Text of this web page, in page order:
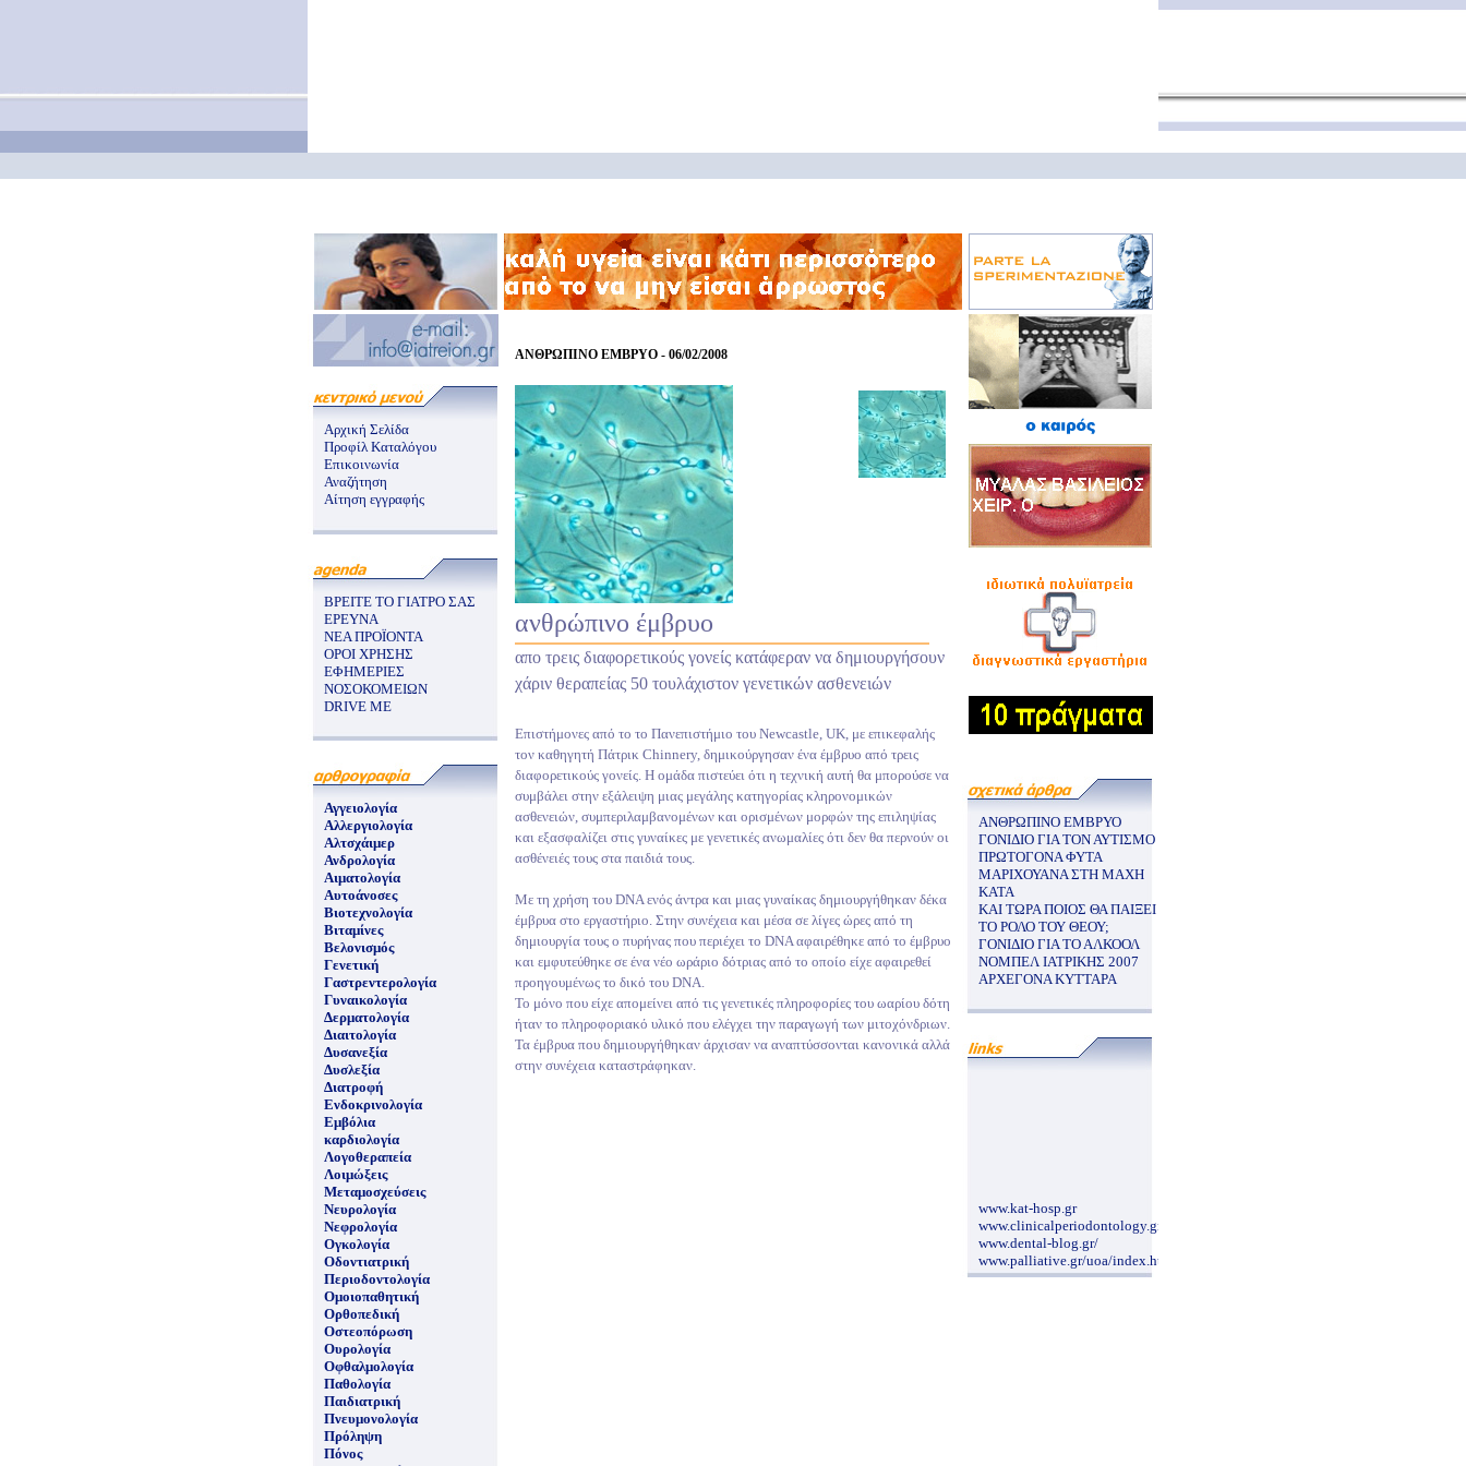
Αρχική Σελίδα
Προφίλ Καταλόγου
Επικοινωνία
Αναζήτηση
Αίτηση εγγραφής
ΒΡΕΙΤΕ ΤΟ ΓΙΑΤΡΟ ΣΑΣ
ΕΡΕΥΝΑ
ΝΕΑ ΠΡΟΪΟΝΤΑ
ΟΡΟΙ ΧΡΗΣΗΣ
ΕΦΗΜΕΡΙΕΣ
ΝΟΣΟΚΟΜΕΙΩΝ
DRIVE ME
Αγγειολογία
Αλλεργιολογία
Αλτσχάιμερ
Ανδρολογία
Αιματολογία
Αυτοάνοσες
Βιοτεχνολογία
Βιταμίνες
Βελονισμός
Γενετική
Γαστρεντερολογία
Γυναικολογία
Δερματολογία
Διαιτολογία
Δυσανεξία
Δυσλεξία
Διατροφή
Ενδοκρινολογία
Εμβόλια
καρδιολογία
Λογοθεραπεία
Λοιμώξεις
Μεταμοσχεύσεις
Νευρολογία
Νεφρολογία
Ογκολογία
Οδοντιατρική
Περιοδοντολογία
Ομοιοπαθητική
Ορθοπεδική
Οστεοπόρωση
Ουρολογία
Οφθαλμολογία
Παθολογία
Παιδιατρική
Πνευμονολογία
Πρόληψη
Πόνος
ΑΝΘΡΩΠΙΝΟ ΕΜΒΡΥΟ - 06/02/2008
ανθρώπινο έμβρυο
απο τρεις διαφορετικούς γονείς κατάφεραν να δημιουργήσουν
χάριν θεραπείας 50 τουλάχιστον γενετικών ασθενειών
Επιστήμονες από το το Πανεπιστήμιο του Newcastle, UK, με επικεφαλής
τον καθηγητή Πάτρικ Chinnery, δημικούργησαν ένα έμβρυο από τρεις
διαφορετικούς γονείς. Η ομάδα πιστεύει ότι η τεχνική αυτή θα μπορούσε να
συμβάλει στην εξάλειψη μιας μεγάλης κατηγορίας κληρονομικών
ασθενειών, συμπεριλαμβανομένων και ορισμένων μορφών της επιληψίας
και εξασφαλίζει στις γυναίκες με γενετικές ανωμαλίες ότι δεν θα περνούν οι
ασθένειές τους στα παιδιά τους.
Με τη χρήση του DNA ενός άντρα και μιας γυναίκας δημιουργήθηκαν δέκα
έμβρυα στο εργαστήριο. Στην συνέχεια και μέσα σε λίγες ώρες από τη
δημιουργία τους ο πυρήνας που περιέχει το DNA αφαιρέθηκε από το έμβρυο
και εμφυτεύθηκε σε ένα νέο ωράριο δότριας από το οποίο είχε αφαιρεθεί
προηγουμένως το δικό του DNA.
Το μόνο που είχε απομείνει από τις γενετικές πληροφορίες του ωαρίου δότη
ήταν το πληροφοριακό υλικό που ελέγχει την παραγωγή των μιτοχόνδριων.
Τα έμβρυα που δημιουργήθηκαν άρχισαν να αναπτύσσονται κανονικά αλλά
στην συνέχεια καταστράφηκαν.
ΑΝΘΡΩΠΙΝΟ ΕΜΒΡΥΟ
ΓΟΝΙΔΙΟ ΓΙΑ ΤΟΝ ΑΥΤΙΣΜΟ
ΠΡΩΤΟΓΟΝΑ ΦΥΤΑ
ΜΑΡΙΧΟΥΑΝΑ ΣΤΗ ΜΑΧΗ
ΚΑΤΑ
ΚΑΙ ΤΩΡΑ ΠΟΙΟΣ ΘΑ ΠΑΙΞΕΙ
ΤΟ ΡΟΛΟ ΤΟΥ ΘΕΟΥ;
ΓΟΝΙΔΙΟ ΓΙΑ ΤΟ ΑΛΚΟΟΛ
ΝΟΜΠΕΛ ΙΑΤΡΙΚΗΣ 2007
ΑΡΧΕΓΟΝΑ ΚΥΤΤΑΡΑ
www.kat-hosp.gr
www.clinicalperiodontology.gr
www.dental-blog.gr/
www.palliative.gr/uoa/index.html
www.ippokratio.gr/